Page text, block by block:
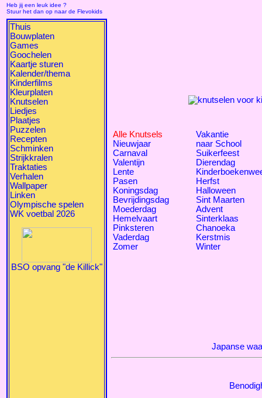
Heb jij een leuk idee ?
Stuur het dan op naar de Flevokids
Thuis
Bouwplaten
Games
Goochelen
Kaartje sturen
Kalender/thema
Kinderfilms
Kleurplaten
Knutselen
Liedjes
Plaatjes
Puzzelen
Recepten
Schminken
Strijkkralen
Traktaties
Verhalen
Wallpaper
Linken
Olympische spelen
WK voetbal 2026
BSO opvang "de Killick"
Alle Knutsels
Nieuwjaar
Carnaval
Valentijn
Lente
Pasen
Koningsdag
Bevrijdingsdag
Moederdag
Hemelvaart
Pinksteren
Vaderdag
Zomer
Vakantie
naar School
Suikerfeest
Dierendag
Herfst
Halloween
Sint Maarten
Advent
Sinterklaas
Chanoeka
Kerstmis
Winter
Japanse